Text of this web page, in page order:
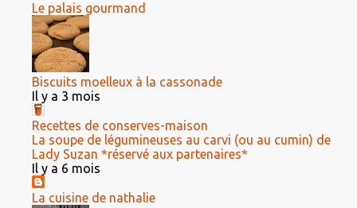
Le palais gourmand
Biscuits moelleux à la cassonade
Il y a 3 mois
Recettes de conserves-maison
La soupe de légumineuses au carvi (ou au cumin) de
Lady Suzan *réservé aux partenaires*
Il y a 6 mois
La cuisine de nathalie